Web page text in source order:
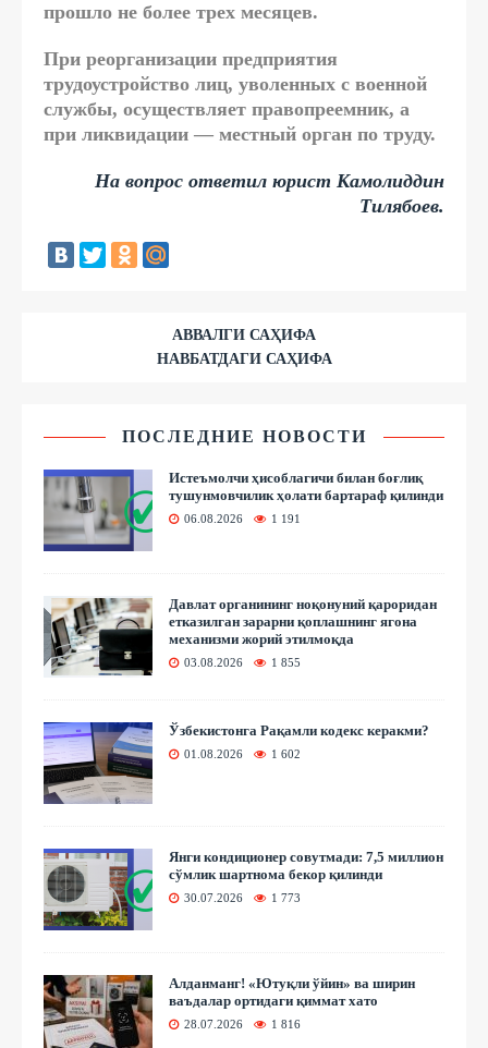
прошло не более трех месяцев.
При реорганизации предприятия
трудоустройство лиц, уволенных с военной
службы, осуществляет правопреемник, а
при ликвидации — местный орган по труду.
На вопрос ответил юрист Камолиддин
Тилябоев.
АВВАЛГИ САҲИФА
НАВБАТДАГИ САҲИФА
ПОСЛЕДНИЕ НОВОСТИ
Истеъмолчи ҳисоблагичи билан боғлиқ
тушунмовчилик ҳолати бартараф қилинди
06.08.2026 1 191
Давлат органининг ноқонуний қароридан
етказилган зарарни қоплашнинг ягона
механизми жорий этилмоқда
03.08.2026 1 855
Ўзбекистонга Рақамли кодекс керакми?
01.08.2026 1 602
Янги кондиционер совутмади: 7,5 миллион
сўмлик шартнома бекор қилинди
30.07.2026 1 773
Алданманг! «Ютуқли ўйин» ва ширин
ваъдалар ортидаги қиммат хато
28.07.2026 1 816